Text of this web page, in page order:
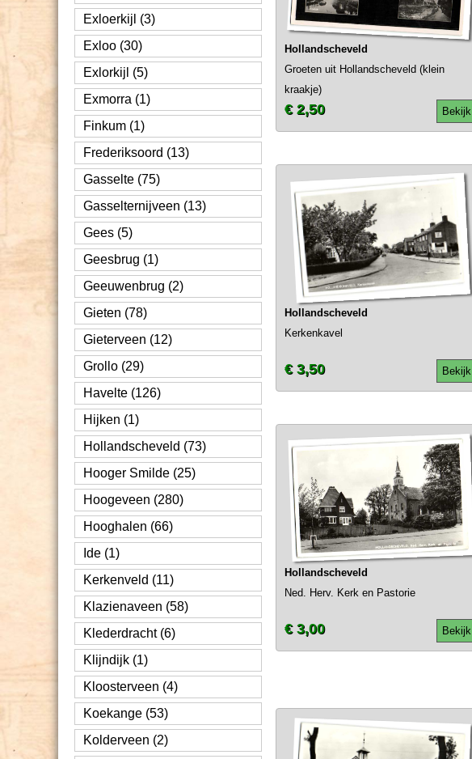
Exloerkijl (3)
Exloo (30)
Exlorkijl (5)
Exmorra (1)
Finkum (1)
Frederiksoord (13)
Gasselte (75)
Gasselternijveen (13)
Gees (5)
Geesbrug (1)
Geeuwenbrug (2)
Gieten (78)
Gieterveen (12)
Grollo (29)
Havelte (126)
Hijken (1)
Hollandscheveld (73)
Hooger Smilde (25)
Hoogeveen (280)
Hooghalen (66)
Ide (1)
Kerkenveld (11)
Klazienaveen (58)
Klederdracht (6)
Klijndijk (1)
Kloosterveen (4)
Koekange (53)
Kolderveen (2)
Hollandscheveld
Groeten uit Hollandscheveld (klein
kraakje)
Bekijk
€ 2,50
Hollandscheveld
Kerkenkavel
Bekijk
€ 3,50
Hollandscheveld
Ned. Herv. Kerk en Pastorie
Bekijk
€ 3,00